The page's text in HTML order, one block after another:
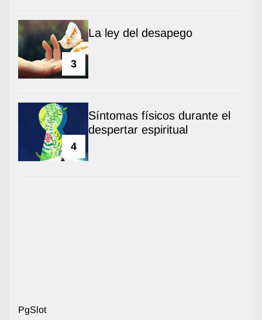
3
La ley del desapego
4
Síntomas físicos durante el
despertar espiritual
PgSlot